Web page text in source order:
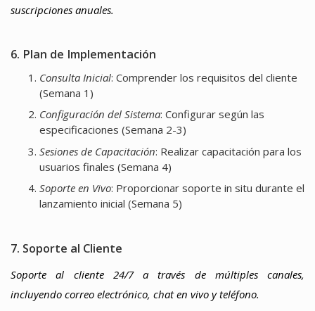
suscripciones anuales.
6. Plan de Implementación
Consulta Inicial: Comprender los requisitos del cliente
(Semana 1)
Configuración del Sistema: Configurar según las
especificaciones (Semana 2-3)
Sesiones de Capacitación: Realizar capacitación para los
usuarios finales (Semana 4)
Soporte en Vivo: Proporcionar soporte in situ durante el
lanzamiento inicial (Semana 5)
7. Soporte al Cliente
Soporte al cliente 24/7 a través de múltiples canales,
incluyendo correo electrónico, chat en vivo y teléfono.